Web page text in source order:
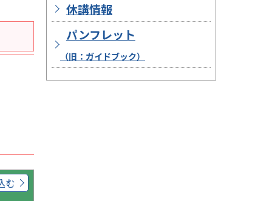
む
休講情報
パンフレット
（旧：ガイドブック）